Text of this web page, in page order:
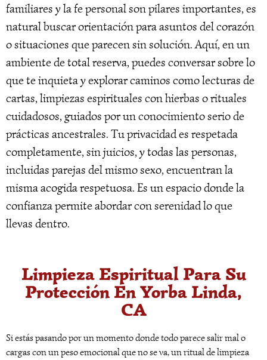
familiares y la fe personal son pilares importantes, es
natural buscar orientación para asuntos del corazón
o situaciones que parecen sin solución. Aquí, en un
ambiente de total reserva, puedes conversar sobre lo
que te inquieta y explorar caminos como lecturas de
cartas, limpiezas espirituales con hierbas o rituales
cuidadosos, guiados por un conocimiento serio de
prácticas ancestrales. Tu privacidad es respetada
completamente, sin juicios, y todas las personas,
incluidas parejas del mismo sexo, encuentran la
misma acogida respetuosa. Es un espacio donde la
confianza permite abordar con serenidad lo que
llevas dentro.
Limpieza Espiritual Para Su
Protección En Yorba Linda,
CA
Si estás pasando por un momento donde todo parece salir mal o
cargas con un peso emocional que no se va, un ritual de limpieza